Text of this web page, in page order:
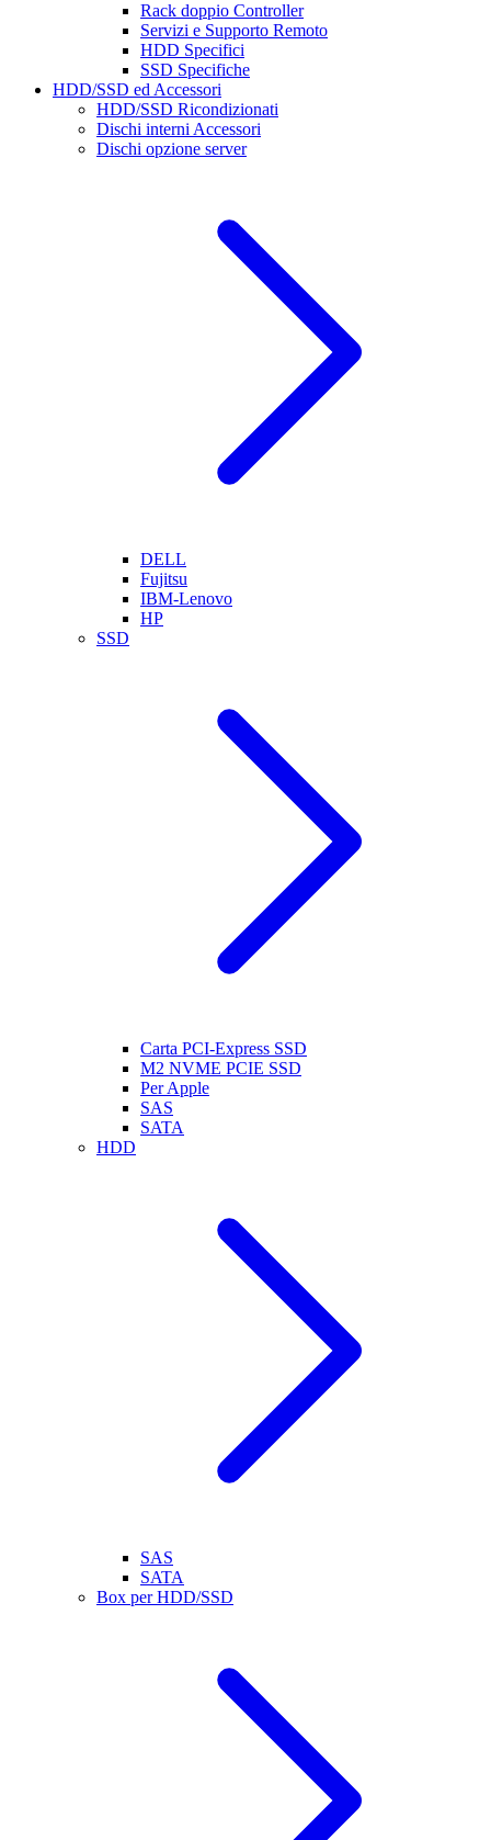
Rack doppio Controller
Servizi e Supporto Remoto
HDD Specifici
SSD Specifiche
HDD/SSD ed Accessori
HDD/SSD Ricondizionati
Dischi interni Accessori
Dischi opzione server
DELL
Fujitsu
IBM-Lenovo
HP
SSD
Carta PCI-Express SSD
M2 NVME PCIE SSD
Per Apple
SAS
SATA
HDD
SAS
SATA
Box per HDD/SSD